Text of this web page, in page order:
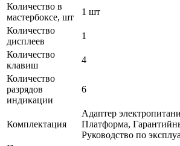
Количество в
мастербоксе, шт
1 шт
Количество
дисплеев
1
Количество
клавиш
4
Количество
разрядов
индикации
6
Комплектация
Адаптер
Платформа,
Руководство по